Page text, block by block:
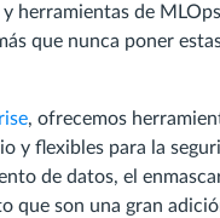
herramientas de
que nunca poner
, ofrecemos
y flexibles para la
de datos, el
que son una gran